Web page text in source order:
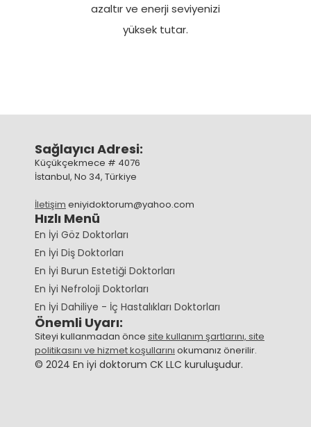
azaltır ve enerji seviyenizi
yüksek tutar.
Sağlayıcı Adresi:
Küçükçekmece # 4076
İstanbul, No 34, Türkiye
İletişim eniyidoktorum@yahoo.com
Hızlı Menü
En İyi Göz Doktorları
En İyi Diş Doktorları
En İyi Burun Estetiği Doktorları
En İyi Nefroloji Doktorları
En İyi Dahiliye - İç Hastalıkları Doktorları
Önemli Uyarı:
Siteyi kullanmadan önce site kullanım şartlarını, site
politikasını ve hizmet koşullarını okumanız önerilir.
© 2024 En iyi doktorum CK LLC kuruluşudur.